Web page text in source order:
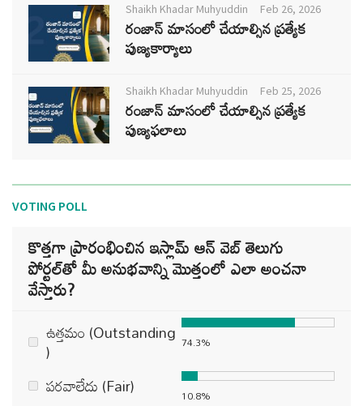
Shaikh Khadar Muhyuddin Feb 26, 2026
రంజాన్ మాసంలో చేయాల్సిన ప్రత్యేక
పుణ్యకార్యాలు
Shaikh Khadar Muhyuddin Feb 25, 2026
రంజాన్ మాసంలో చేయాల్సిన ప్రత్యేక
పుణ్యఫలాలు
VOTING POLL
కొత్తగా ప్రారంభించిన ఇస్లామ్ ఆన్ వెబ్ తెలుగు
పోర్టల్‌తో మీ అనుభవాన్ని మొత్తంలో ఎలా అంచనా
వేస్తారు?
ఉత్తమం (Outstanding
) 74.3%
పరవాలేదు (Fair) 10.8%